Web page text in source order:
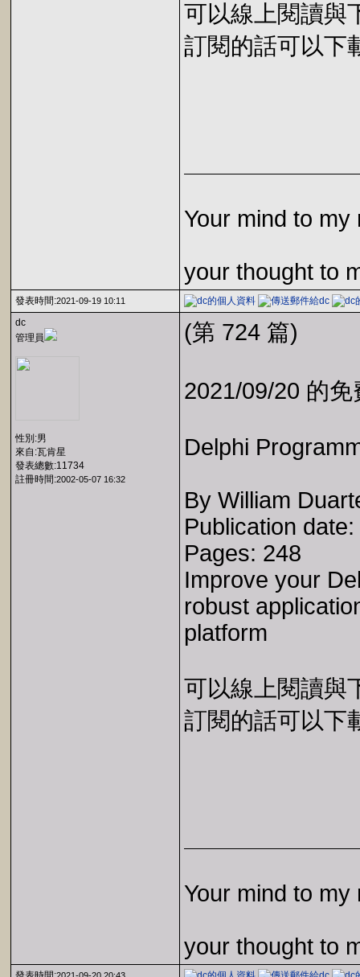
可以線上閱讀與
訂閱的話可以下
Your mind to my
your thought to
發表時間:2021-09-19 10:11
dc
管理員
性別:男
來自:瓦肯星
發表總數:11734
註冊時間:2002-05-07 16:32
(第 724 篇)
2021/09/20 的
Delphi
By William
Publication
Pages: 248
Improve your
robust
platform
可以線上閱讀與
訂閱的話可以下
Your mind to my
your thought to